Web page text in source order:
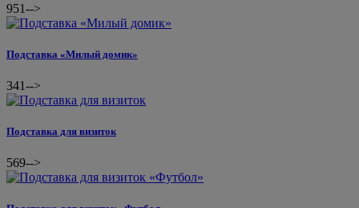
951-->
Подставка «Милый домик»
341-->
Подставка для визиток
569-->